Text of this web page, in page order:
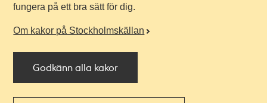
fungera på ett bra sätt för dig.
Om kakor på Stockholmskällan
Godkänn alla kakor